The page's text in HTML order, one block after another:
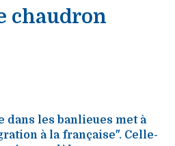
chaudron
dans les banlieues met à
à la française". Celle-